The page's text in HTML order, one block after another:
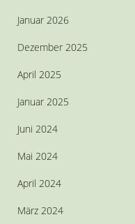
Januar 2026
Dezember 2025
April 2025
Januar 2025
Juni 2024
Mai 2024
April 2024
März 2024